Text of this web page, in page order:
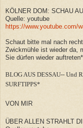
KÖLNER DOM: SCHAU
Quelle: youtube
https://www.youtube.com/
Schaut bitte mal nach
Zwickmühle ist wieder da,
Sie dürfen wieder auftreten*
BLOG AUS DESSAU-- Und
SURFTIPPS*
VON MIR
ÜBER ALLEN STRAHLT